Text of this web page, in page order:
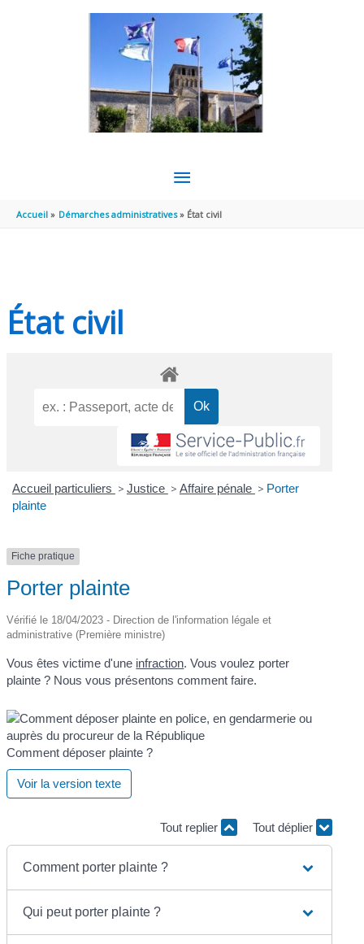
MENU
PRINCIPAL
Accueil Démarches administratives État civil
État civil
Accueil particuliers > Justice > Affaire pénale > Porter
plainte
Fiche pratique
Porter plainte
Vérifié le 18/04/2023 - Direction de l'information légale et
administrative (Première ministre)
Vous êtes victime d'une infraction. Vous voulez porter
plainte ? Nous vous présentons comment faire.
Comment déposer plainte ?
Voir la version texte
Tout replier Tout déplier
Comment porter plainte ?
Qui peut porter plainte ?